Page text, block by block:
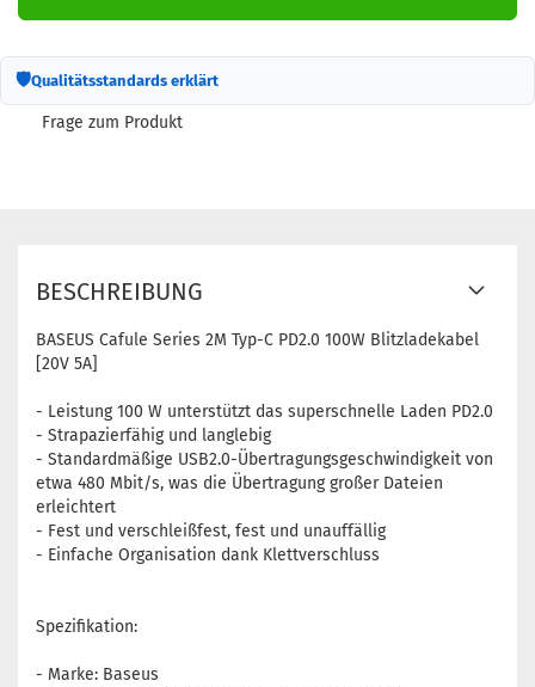
🛡Qualitätsstandards erklärt
Frage zum Produkt
BESCHREIBUNG
BASEUS Cafule Series 2M Typ-C PD2.0 100W Blitzladekabel
[20V 5A]
- Leistung 100 W unterstützt das superschnelle Laden PD2.0
- Strapazierfähig und langlebig
- Standardmäßige USB2.0-Übertragungsgeschwindigkeit von
etwa 480 Mbit/s, was die Übertragung großer Dateien
erleichtert
- Fest und verschleißfest, fest und unauffällig
- Einfache Organisation dank Klettverschluss
Spezifikation:
- Marke: Baseus